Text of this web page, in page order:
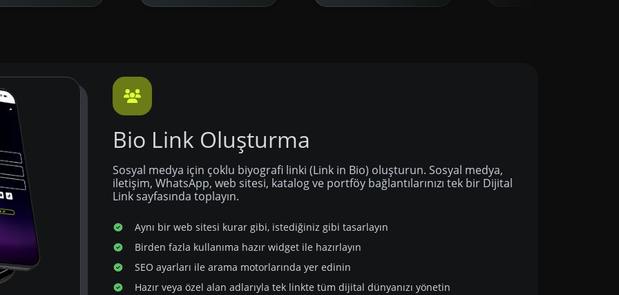
Bio Link Oluşturma
Sosyal medya için çoklu biyografi linki (Link in Bio) oluşturun. Sosyal medya,
iletişim, WhatsApp, web sitesi, katalog ve portföy bağlantılarınızı tek bir Dijital
Link sayfasında toplayın.
Aynı bir web sitesi kurar gibi, istediğiniz gibi tasarlayın
Birden fazla kullanıma hazır widget ile hazırlayın
SEO ayarları ile arama motorlarında yer edinin
Hazır veya özel alan adlarıyla tek linkte tüm dijital dünyanızı yönetin